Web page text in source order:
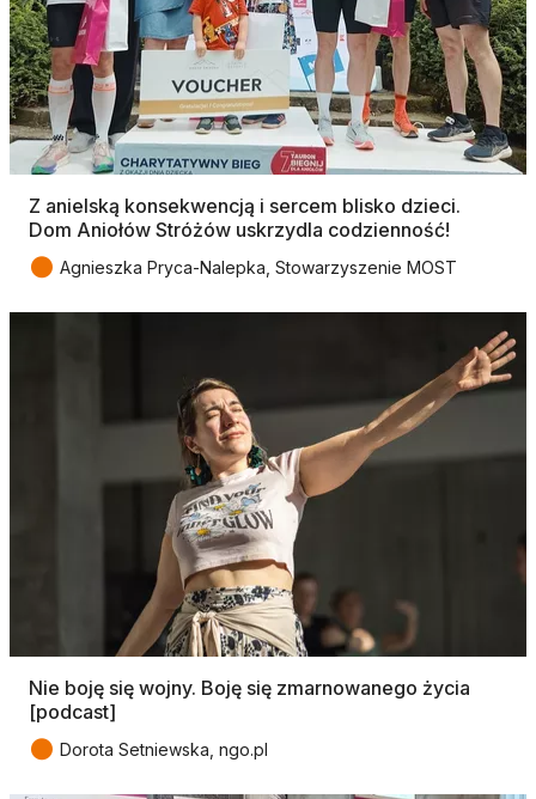
Z anielską konsekwencją i sercem blisko dzieci.
Dom Aniołów Stróżów uskrzydla codzienność!
● Agnieszka Pryca-Nalepka, Stowarzyszenie MOST
Nie boję się wojny. Boję się zmarnowanego życia
[podcast]
● Dorota Setniewska, ngo.pl